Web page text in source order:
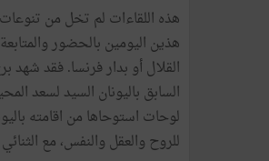
هذه اللقاءات لم تخل من
هذين اليومين بالحضور
القلال أو بدار فرنسا. فقد
السابق باليونان السيد لسعد
لوحات استوحاها من اقامته
للروح والعقل والنفس، مع